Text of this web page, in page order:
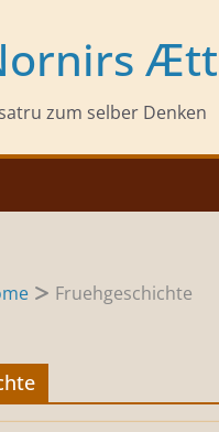
Ætt
zum selber Denken
Fruehgeschichte